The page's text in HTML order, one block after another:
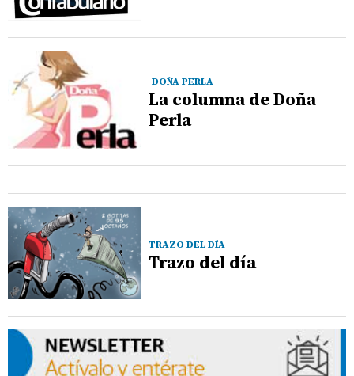
DOÑA PERLA
La columna de Doña
Perla
TRAZO DEL DÍA
Trazo del día